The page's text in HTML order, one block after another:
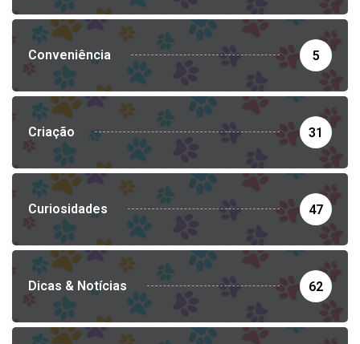
Conveniência 5
Criação 31
Curiosidades 47
Dicas & Notícias 62